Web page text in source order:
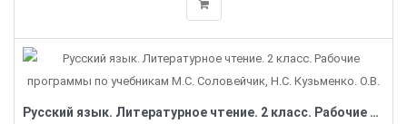
Русский язык. Литературное чтение. 2 класс. Рабочие программы по учебникам М.С. Соловейчик, Н.С. Кузьменко. О.В.